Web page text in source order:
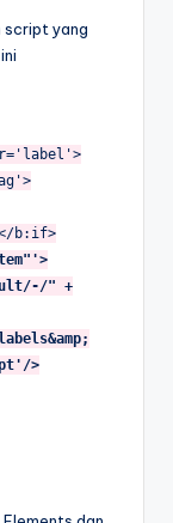
script yang
b:if>
" +
>